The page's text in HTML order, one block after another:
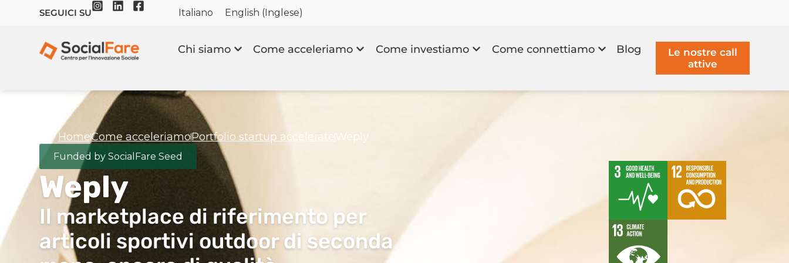
SEGUICI SU Italiano English (Inglese)
Chi siamo Come acceleriamo Come investiamo Come connettiamo Blog
Le nostre call
attive
HomeCome acceleriamoPortfolio startup accelerateWeply
Funded by SocialFare Seed
Weply
Il marketplace di riferimento per
articoli sportivi outdoor di seconda